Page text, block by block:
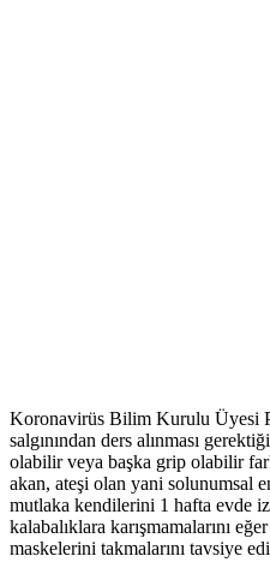
Koronavirüs Bilim Kurulu Üyesi
salgınından ders alınması
olabilir veya başka grip olabilir
akan, ateşi olan yani solunumsal
mutlaka kendilerini 1 hafta evde
kalabalıklara karışmamalarını
maskelerini takmalarını tavsiye